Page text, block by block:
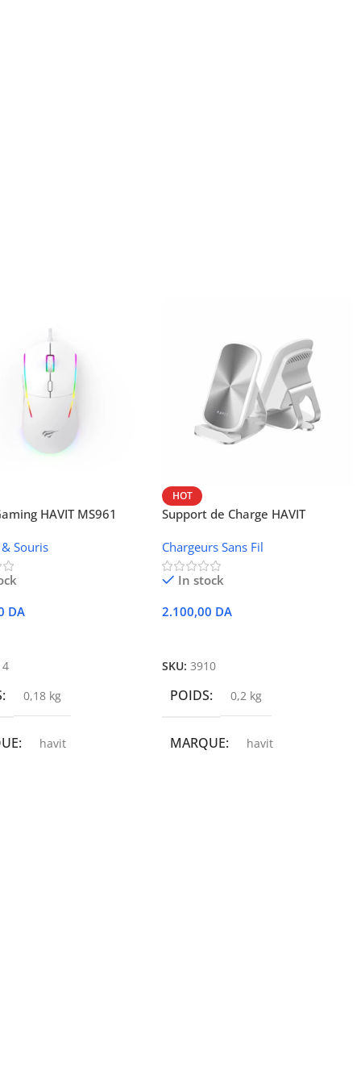
HAVIT MS961
Souris
DA
0,18 kg
havit
HOT
Support de Charge HAVIT
Chargeurs Sans Fil
In stock
2.100,00 DA
SKU:3910
POIDS 0,2 kg
MARQUE havit